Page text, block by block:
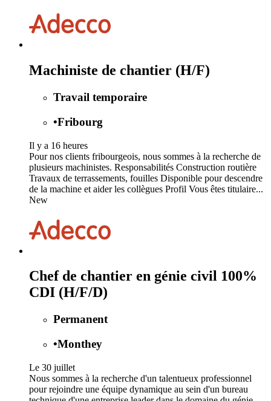
Machiniste de chantier (H/F)
Travail temporaire
•Fribourg
Il y a 16 heures
Pour nos clients fribourgeois, nous sommes à la recherche de
plusieurs machinistes. Responsabilités Construction routière
Travaux de terrassements, fouilles Disponible pour descendre
de la machine et aider les collègues Profil Vous êtes titulaire...
New
Chef de chantier en génie civil 100%
CDI (H/F/D)
Permanent
•Monthey
Le 30 juillet
Nous sommes à la recherche d'un talentueux professionnel
pour rejoindre une équipe dynamique au sein d'un bureau